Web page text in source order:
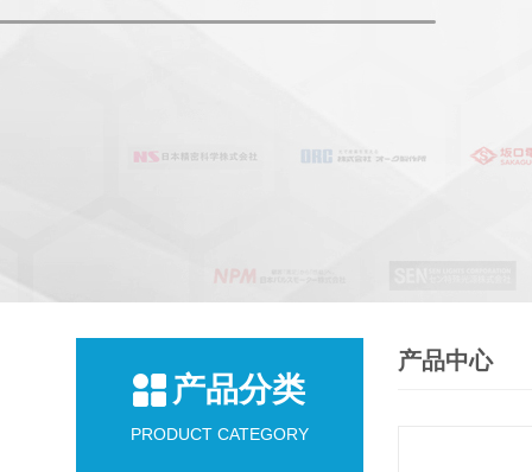
产品分类
PRODUCT CATEGORY
产品中心